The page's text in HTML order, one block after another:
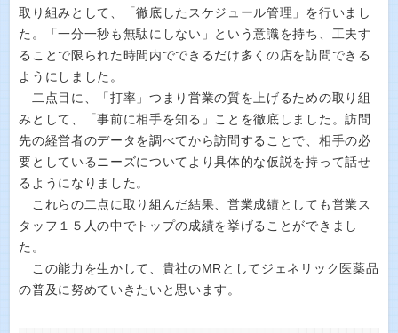
取り組みとして、「徹底したスケジュール管理」を行いまし
た。「一分一秒も無駄にしない」という意識を持ち、工夫す
ることで限られた時間内でできるだけ多くの店を訪問できる
ようにしました。
二点目に、「打率」つまり営業の質を上げるための取り組
みとして、「事前に相手を知る」ことを徹底しました。訪問
先の経営者のデータを調べてから訪問することで、相手の必
要としているニーズについてより具体的な仮説を持って話せ
るようになりました。
これらの二点に取り組んだ結果、営業成績としても営業ス
タッフ１５人の中でトップの成績を挙げることができまし
た。
この能力を生かして、貴社のMRとしてジェネリック医薬品
の普及に努めていきたいと思います。